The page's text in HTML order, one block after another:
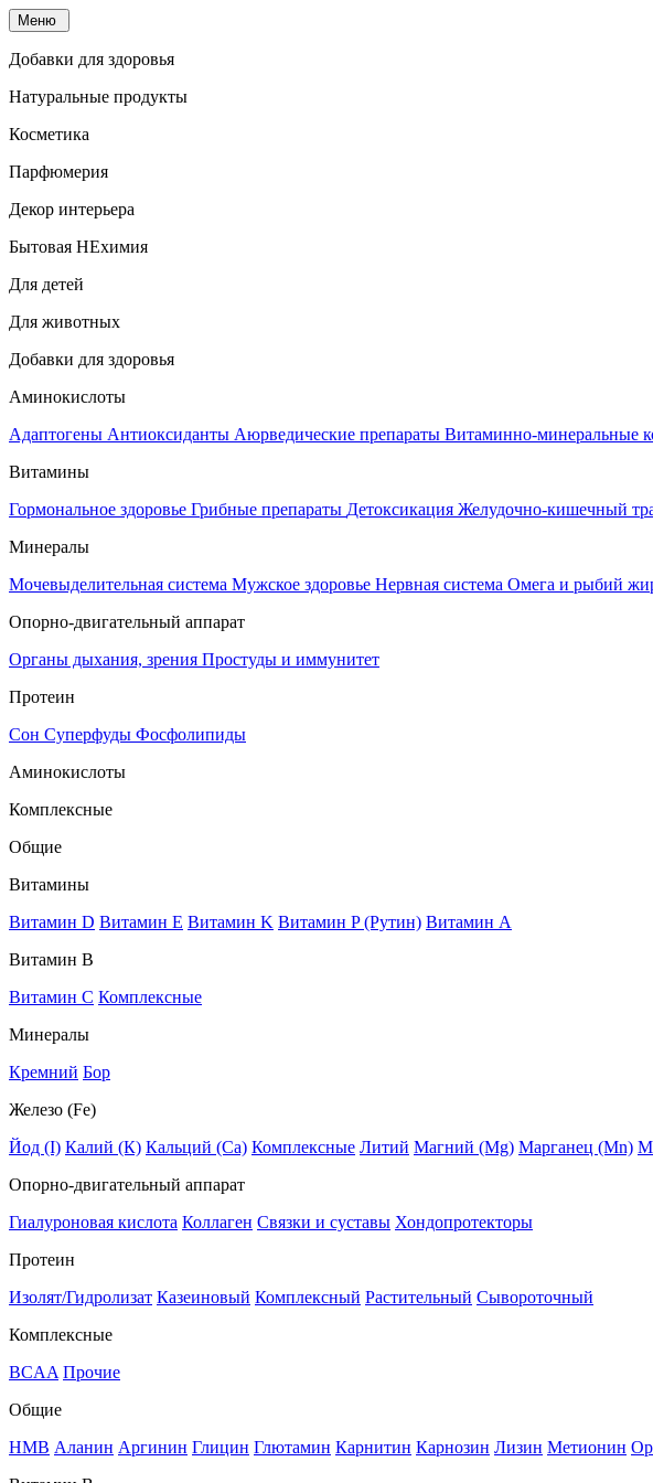
Меню
Добавки для здоровья
Натуральные продукты
Косметика
Парфюмерия
Декор интерьера
Бытовая НЕхимия
Для детей
Для животных
Добавки для здоровья
Аминокислоты
Адаптогены Антиоксиданты Аюрведические препараты Витаминно-минеральные
Витамины
Гормональное здоровье Грибные препараты Детоксикация Желудочно-кишечный
Минералы
Мочевыделительная система Мужское здоровье Нервная система Омега и рыбий
Опорно-двигательный аппарат
Органы дыхания, зрения Простуды и иммунитет
Протеин
Сон Суперфуды Фосфолипиды
Аминокислоты
Комплексные
Общие
Витамины
Витамин D Витамин E Витамин K Витамин P (Рутин) Витамин А
Витамин В
Витамин C Комплексные
Минералы
Кремний Бор
Железо (Fe)
Йод (I) Калий (К) Кальций (Са) Комплексные Литий Магний (Mg) Марганец (Mn)
Опорно-двигательный аппарат
Гиалуроновая кислота Коллаген Связки и суставы Хондопротекторы
Протеин
Изолят/Гидролизат Казеиновый Комплексный Растительный Сывороточный
Комплексные
BCAA Прочие
Общие
HMB Аланин Аргинин Глицин Глютамин Карнитин Карнозин Лизин Метионин